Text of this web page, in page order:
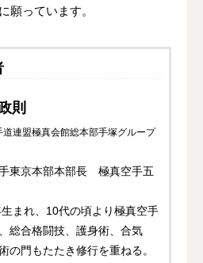
願っています。
則
道連盟極真会館総本部手塚グループ
東京本部本部長 極真空手五
まれ、10代の頃より極真空手
総合格闘技、護身術、合気
の門もたたき修行を重ねる。